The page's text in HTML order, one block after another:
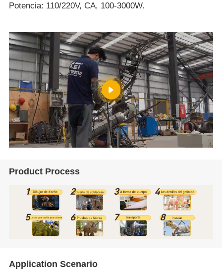
Potencia: 110/220V, CA, 100-3000W.
Product Process
Application Scenario